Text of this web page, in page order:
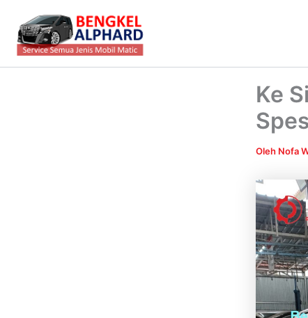
konten
Ke
Oleh Nofa